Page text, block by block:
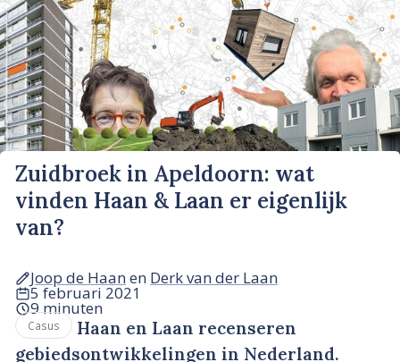
Zuidbroek in Apeldoorn: wat
vinden Haan & Laan er eigenlijk
van?
Joop de Haanen Derk van der Laan
5 februari 2021
9 minuten
Casus
Haan en Laan recenseren
gebiedsontwikkelingen in Nederland.